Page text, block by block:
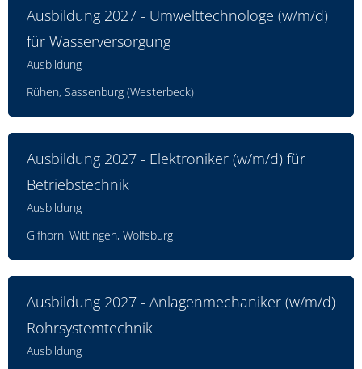
Ausbildung 2027 - Umwelttechnologe (w/m/d)
für Wasserversorgung
Ausbildung
Rühen, Sassenburg (Westerbeck)
Ausbildung 2027 - Elektroniker (w/m/d) für
Betriebstechnik
Ausbildung
Gifhorn, Wittingen, Wolfsburg
Ausbildung 2027 - Anlagenmechaniker (w/m/d)
Rohrsystemtechnik
Ausbildung